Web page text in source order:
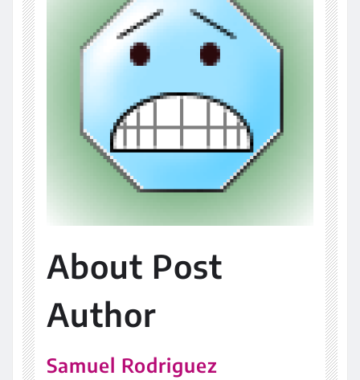
About Post
Author
Samuel Rodriguez